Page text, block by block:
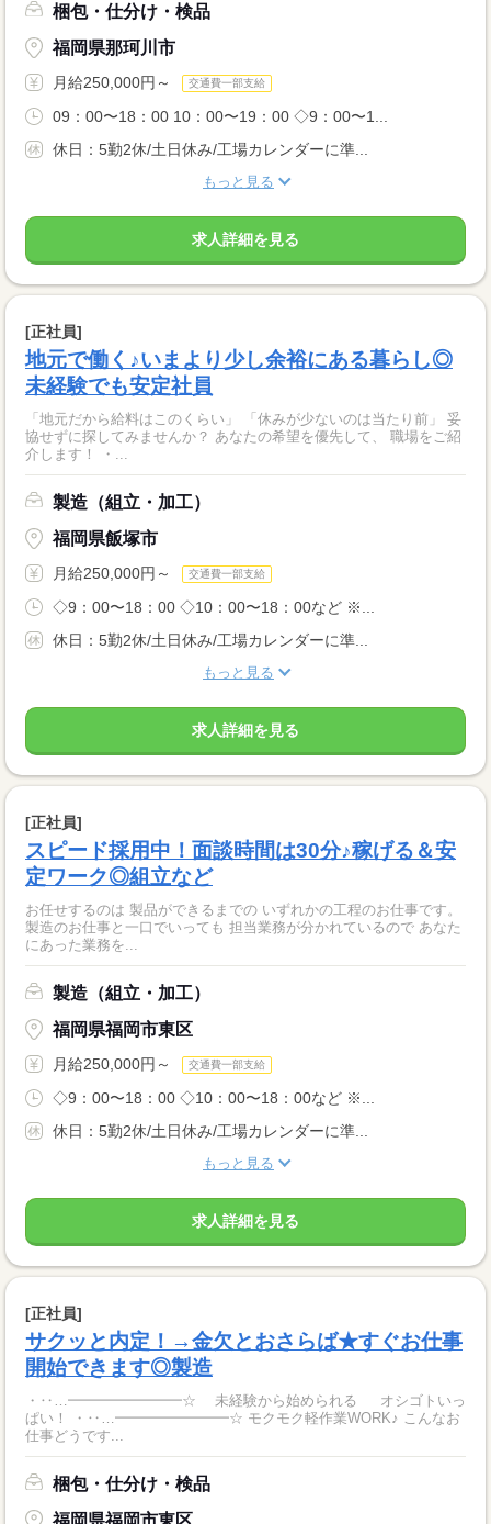
梱包・仕分け・検品
福岡県那珂川市
月給250,000円～ 交通費一部支給
09：00〜18：00 10：00〜19：00 ◇9：00〜1...
休日：5勤2休/土日休み/工場カレンダーに準...
もっと見る
求人詳細を見る
[正社員]
地元で働く♪いまより少し余裕にある暮らし◎
未経験でも安定社員
「地元だから給料はこのくらい」 「休みが少ないのは当たり前」 妥
協せずに探してみませんか？ あなたの希望を優先して、 職場をご紹
介します！ ・...
製造（組立・加工）
福岡県飯塚市
月給250,000円～ 交通費一部支給
◇9：00〜18：00 ◇10：00〜18：00など ※...
休日：5勤2休/土日休み/工場カレンダーに準...
もっと見る
求人詳細を見る
[正社員]
スピード採用中！面談時間は30分♪稼げる＆安
定ワーク◎組立など
お任せするのは 製品ができるまでの いずれかの工程のお仕事です。
製造のお仕事と一口でいっても 担当業務が分かれているので あなた
にあった業務を...
製造（組立・加工）
福岡県福岡市東区
月給250,000円～ 交通費一部支給
◇9：00〜18：00 ◇10：00〜18：00など ※...
休日：5勤2休/土日休み/工場カレンダーに準...
もっと見る
求人詳細を見る
[正社員]
サクッと内定！→金欠とおさらば★すぐお仕事
開始できます◎製造
・‥…━━━━━━━━☆ 未経験から始められる オシゴトいっ
ぱい！ ・‥…━━━━━━━━☆ モクモク軽作業WORK♪ こんなお
仕事どうです...
梱包・仕分け・検品